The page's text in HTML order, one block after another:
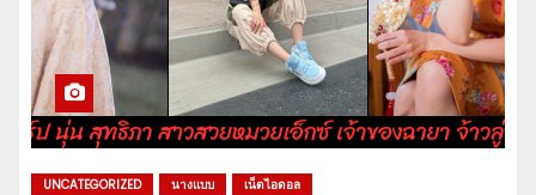
UNCATEGORIZED นางแบบ เน็ตไอดอล